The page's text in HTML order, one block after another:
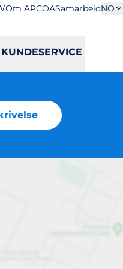
Om APCOASamarbeidNO
KUNDESERVICE